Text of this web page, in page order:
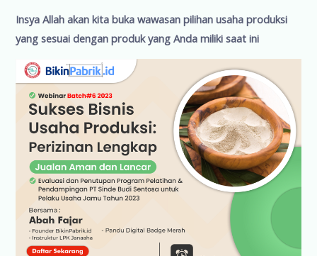
Insya Allah akan kita buka wawasan pilihan usaha produksi
yang sesuai dengan produk yang Anda miliki saat ini